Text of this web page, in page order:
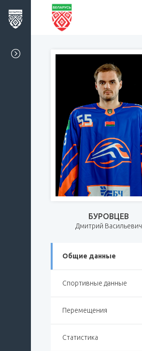
БУРОВЦЕВ
Дмитрий Васильевич
Общие данные
Спортивные данные
Перемещения
Статистика